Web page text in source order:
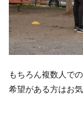
もちろん複数人で
希望がある方はお